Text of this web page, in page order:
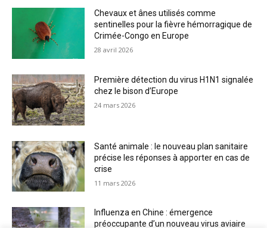
Chevaux et ânes utilisés comme
sentinelles pour la fièvre hémorragique de
Crimée-Congo en Europe
28 avril 2026
Première détection du virus H1N1 signalée
chez le bison d’Europe
24 mars 2026
Santé animale : le nouveau plan sanitaire
précise les réponses à apporter en cas de
crise
11 mars 2026
Influenza en Chine : émergence
préoccupante d’un nouveau virus aviaire